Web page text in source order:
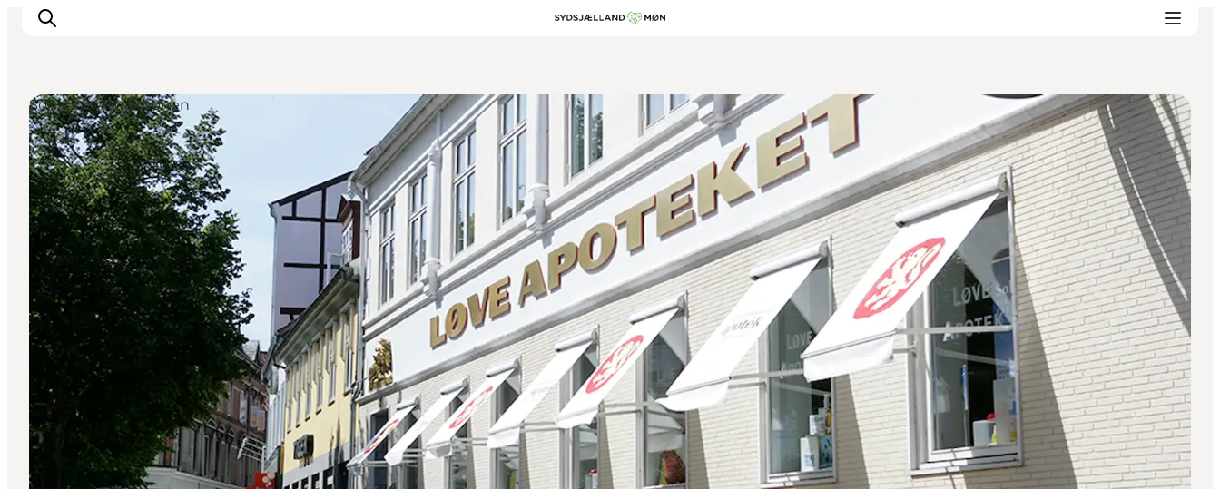
Erleben
Städte und Orte
Events
Essen
Unterkunft
Reise planen
Sonstige Attraktionen